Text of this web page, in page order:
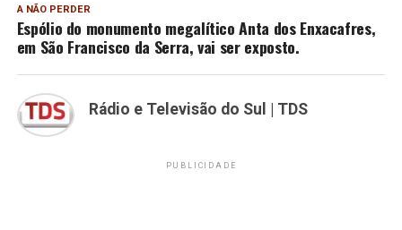
A NÃO PERDER
Espólio do monumento megalítico Anta dos Enxacafres,
em São Francisco da Serra, vai ser exposto.
Rádio e Televisão do Sul | TDS
PUBLICIDADE